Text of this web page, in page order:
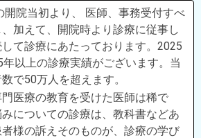
開院当初より、 医師、事務受付すべ
加えて、開院時より診療に従事し
て診療にあたっております。2025
以上の診療実績がございます。当
で50万人を超えます。
医療の教育を受けた医師は稀で
についての診療は、教科書などあ
様の訴えそのものが、診療の学び